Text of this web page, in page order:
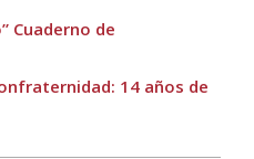
Cuaderno de
14 años de